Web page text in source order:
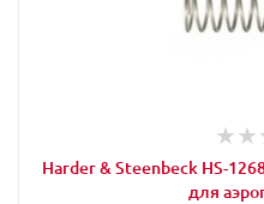
Harder & Steenbeck HS-
для